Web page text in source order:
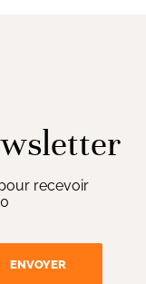
recevoir
ENVOYER